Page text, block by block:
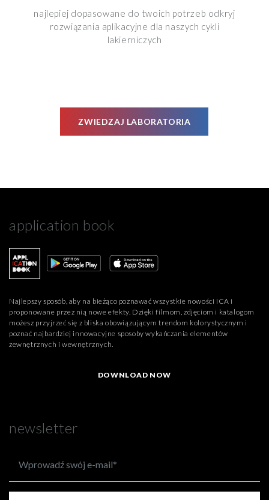
najlepiej dopasowane do twoich potrzeb odkryj
rozwiązania aplikacyjne dla naszych cykli
lakierniczych
ZWIEDZAJ LABORATORIA
application book
Najlepszy sposób, aby na bieżąco poznawać wszystkie nowości ICA i
proponowane przez nią nowe efekty. Dzięki filmom, zdjęciom i katalogom
możesz przyjrzeć się z bliska obowiązującym trendom kolorystycznym i
poznać najbardziej innowacyjne sposoby wykańczania elementów
zewnętrznych i wewnętrznych.
DOWNLOAD NOW
newsletter